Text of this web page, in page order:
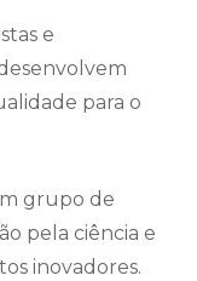
e
para o
grupo de
pela ciência e
inovadores.